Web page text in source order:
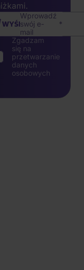
Wprowadź
swój e-
mail
WYŚLIJ
Zgadzam
się na
przetwarzanie
danych
osobowych